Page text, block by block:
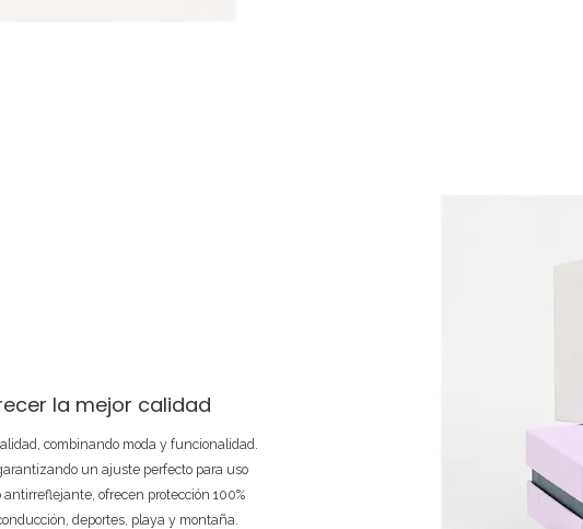
la mejor calidad
combinando moda y funcionalidad.
un ajuste perfecto para uso
ofrecen protección 100%
deportes, playa y montaña.